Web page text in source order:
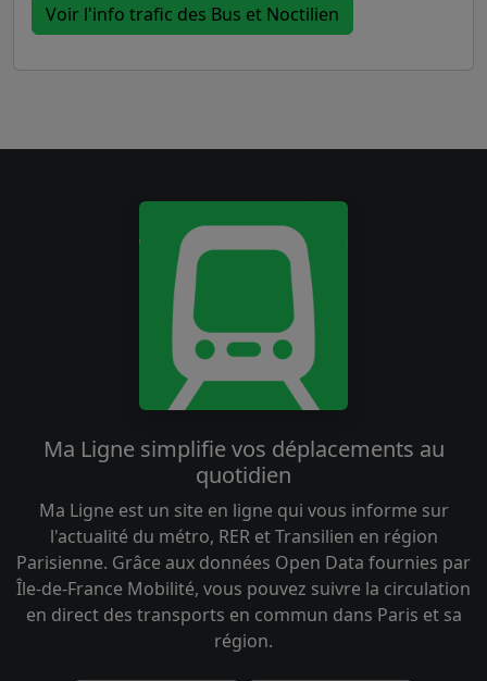
Voir l'info trafic des Bus et Noctilien
Ma Ligne simplifie vos déplacements au
quotidien
Ma Ligne est un site en ligne qui vous informe sur
l'actualité du métro, RER et Transilien en région
Parisienne. Grâce aux données Open Data fournies par
Île-de-France Mobilité, vous pouvez suivre la circulation
en direct des transports en commun dans Paris et sa
région.